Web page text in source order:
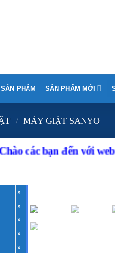
SẢN PHẨM SẢN PHẨM MỚI
/ MÁY GIẶT SANYO
các bạn đến với website